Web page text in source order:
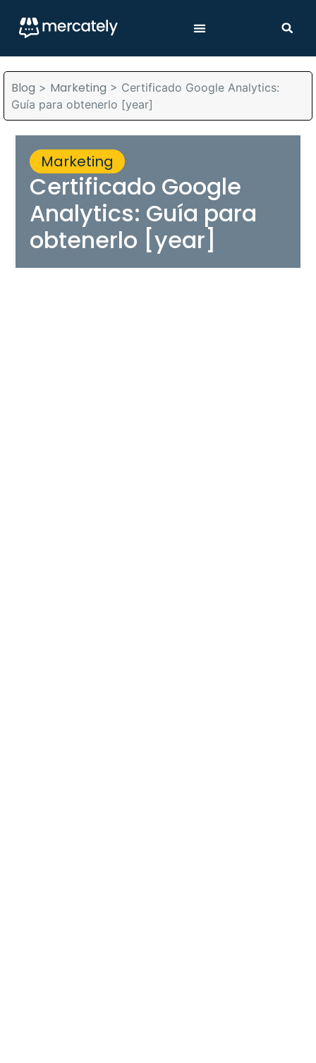
Blog > Marketing > Certificado Google Analytics:
Guía para obtenerlo [year]
Marketing
Certificado Google
Analytics: Guía para
obtenerlo [year]